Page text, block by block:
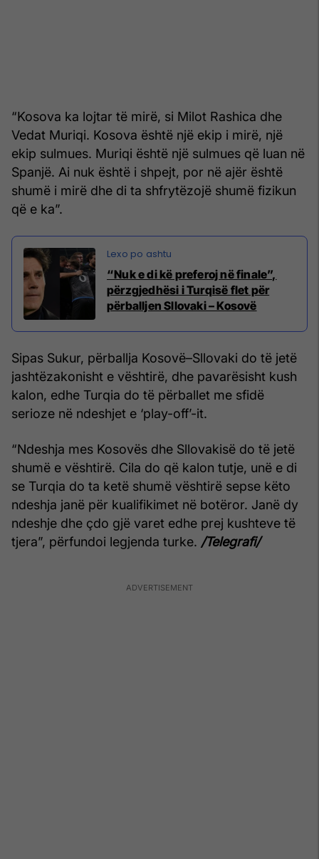
“Kosova ka lojtar të mirë, si Milot Rashica dhe
Vedat Muriqi. Kosova është një ekip i mirë, një
ekip sulmues. Muriqi është një sulmues që luan në
Spanjë. Ai nuk është i shpejt, por në ajër është
shumë i mirë dhe di ta shfrytëzojë shumë fizikun
që e ka”.
“Nuk e di kë preferoj në finale”,
përzgjedhësi i Turqisë flet për
përballjen Sllovaki – Kosovë
Sipas Sukur, përballja Kosovë–Sllovaki do të jetë
jashtëzakonisht e vështirë, dhe pavarësisht kush
kalon, edhe Turqia do të përballet me sfidë
serioze në ndeshjet e ‘play-off’-it.
“Ndeshja mes Kosovës dhe Sllovakisë do të jetë
shumë e vështirë. Cila do që kalon tutje, unë e di
se Turqia do ta ketë shumë vështirë sepse këto
ndeshja janë për kualifikimet në botëror. Janë dy
ndeshje dhe çdo gjë varet edhe prej kushteve të
tjera”, përfundoi legjenda turke. /Telegrafi/